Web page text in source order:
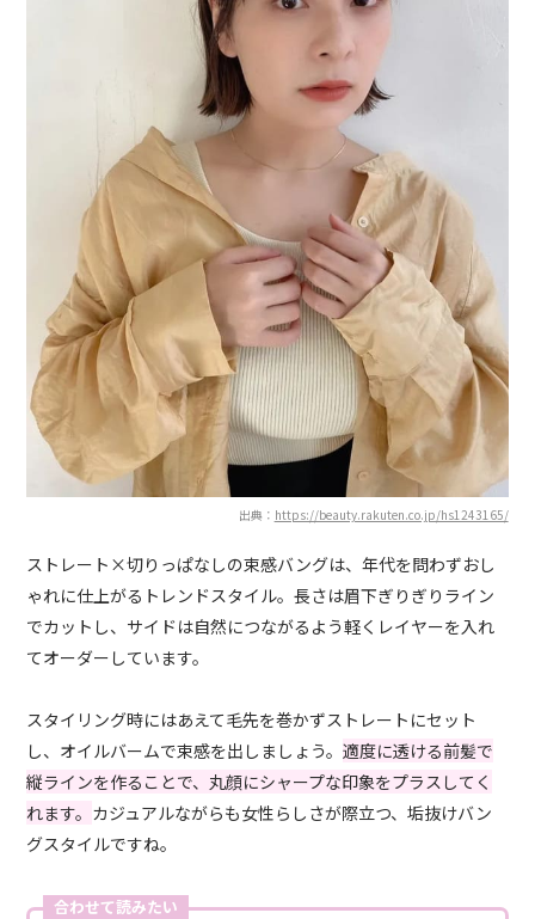
出典： https://beauty.rakuten.co.jp/hs1243165/
ストレート×切りっぱなしの束感バングは、年代を問わずおし
ゃれに仕上がるトレンドスタイル。長さは眉下ぎりぎりライン
でカットし、サイドは自然につながるよう軽くレイヤーを入れ
てオーダーしています。
スタイリング時にはあえて毛先を巻かずストレートにセット
し、オイルバームで束感を出しましょう。適度に透ける前髪で
縦ラインを作ることで、丸顔にシャープな印象をプラスしてく
れます。 カジュアルながらも女性らしさが際立つ、垢抜けバン
グスタイルですね。
合わせて読みたい